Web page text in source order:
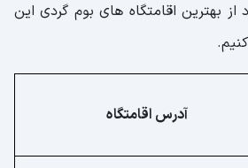
بهترین اقامتگاه های بوم گردی این
آدرس اقامتگاه